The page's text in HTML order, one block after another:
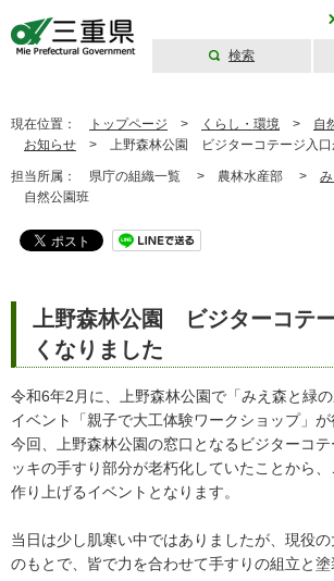
検索
現在位置： トップページ > くらし・環境 > 自
お知らせ > 上野森林公園 ビジターコテージ入口
担当所属： 県庁の組織一覧 > 農林水産部 >
自然公園班
上野森林公園 ビジターコテ
くなりました
令和6年2月に、上野森林公園で「みえ森と緑
イベント「親子で大工体験ワークショップ」が
今回、上野森林公園の窓口となるビジターコ
ッキの手すり部分が老朽化していたことから
作り上げるイベントとなります。
当日は少し肌寒い中ではありましたが、現役
のもとで、皆で力を合わせて手すりの組立と塗